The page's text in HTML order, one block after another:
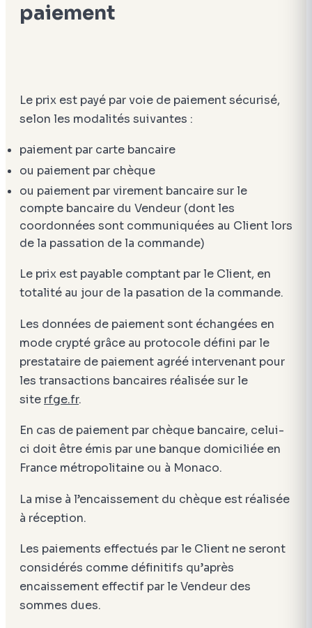
paiement
Le prix est payé par voie de paiement sécurisé,
selon les modalités suivantes :
paiement par carte bancaire
ou paiement par chèque
ou paiement par virement bancaire sur le
compte bancaire du Vendeur (dont les
coordonnées sont communiquées au Client lors
de la passation de la commande)
Le prix est payable comptant par le Client, en
totalité au jour de la pasation de la commande.
Les données de paiement sont échangées en
mode crypté grâce au protocole défini par le
prestataire de paiement agréé intervenant pour
les transactions bancaires réalisée sur le
site rfge.fr.
En cas de paiement par chèque bancaire, celui-
ci doit être émis par une banque domiciliée en
France métropolitaine ou à Monaco.
La mise à l’encaissement du chèque est réalisée
à réception.
Les paiements effectués par le Client ne seront
considérés comme définitifs qu’après
encaissement effectif par le Vendeur des
sommes dues.